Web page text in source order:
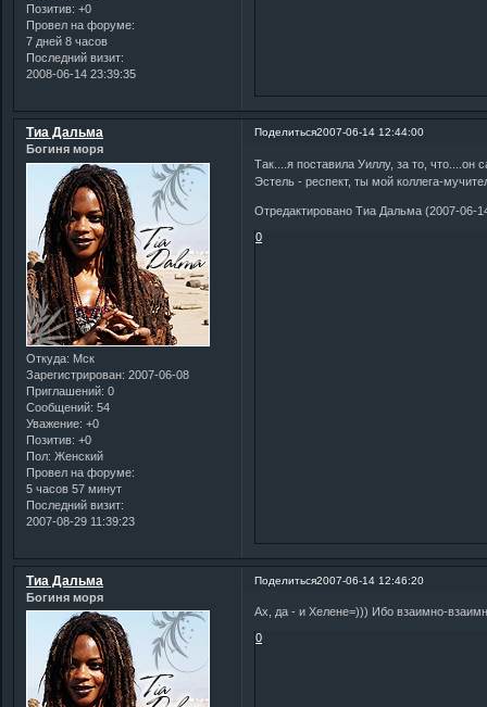
Позитив: +0
Провел на форуме:
7 дней 8 часов
Последний визит:
2008-06-14 23:39:35
Поделиться2007-06-14 12:44:00
Тиа Дальма
Богиня моря
Откуда: Мск
Зарегистрирован: 2007-06-08
Приглашений: 0
Сообщений: 54
Уважение: +0
Позитив: +0
Пол: Женский
Провел на форуме:
5 часов 57 минут
Последний визит:
2007-08-29 11:39:23
Так....я поставила Уиллу, за то, что....он
Эстель - респект, ты мой коллега-
Отредактировано Тиа Дальма (2007-06-
0
Поделиться2007-06-14 12:46:20
Тиа Дальма
Богиня моря
Ах, да - и Хелене=))) Ибо взаимно-
0